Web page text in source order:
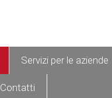
Servizi per le aziende
Contatti